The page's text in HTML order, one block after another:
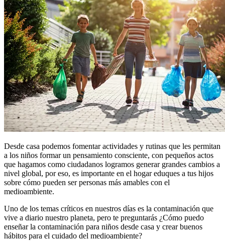
Desde casa podemos fomentar actividades y rutinas que les permitan
a los niños formar un pensamiento consciente, con pequeños actos
que hagamos como ciudadanos logramos generar grandes cambios a
nivel global, por eso, es importante en el hogar eduques a tus hijos
sobre cómo pueden ser personas más amables con el
medioambiente.
Uno de los temas críticos en nuestros días es la contaminación que
vive a diario nuestro planeta, pero te preguntarás ¿Cómo puedo
enseñar la contaminación para niños desde casa y crear buenos
hábitos para el cuidado del medioambiente?